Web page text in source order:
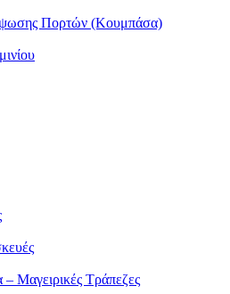
Πορτών (Κουμπάσα)
– Μαγειρικές Τράπεζες